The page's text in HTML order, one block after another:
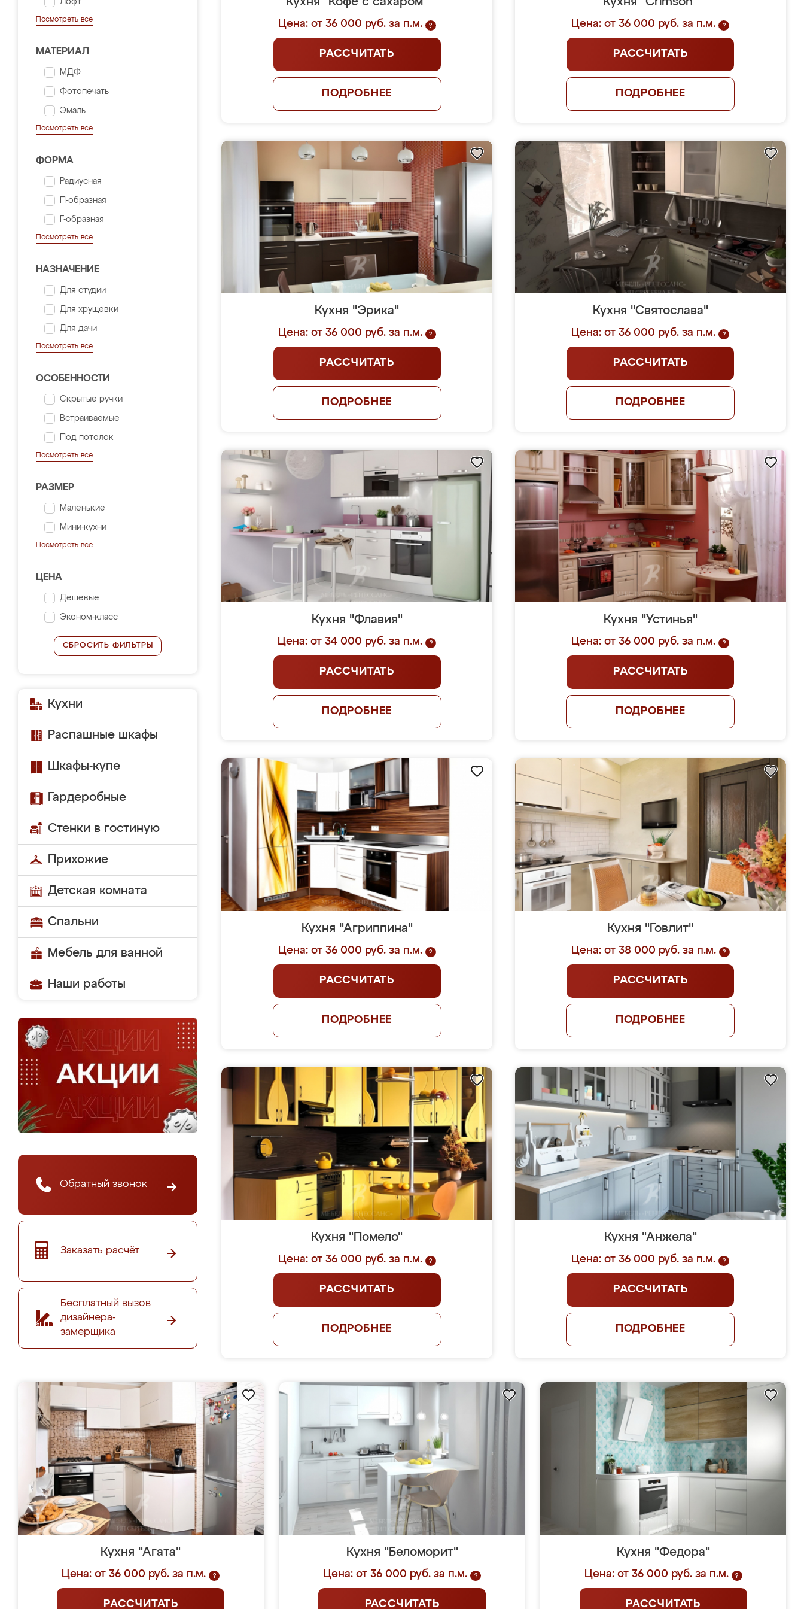
Лофт
Посмотреть все
МАТЕРИАЛ
МДФ
Фотопечать
Эмаль
Посмотреть все
ФОРМА
Радиусная
П-образная
Г-образная
Посмотреть все
НАЗНАЧЕНИЕ
Для студии
Для хрущевки
Для дачи
Посмотреть все
ОСОБЕННОСТИ
Скрытые ручки
Встраиваемые
Под потолок
Посмотреть все
РАЗМЕР
Маленькие
Мини-кухни
Посмотреть все
ЦЕНА
Дешевые
Эконом-класс
СБРОСИТЬ ФИЛЬТРЫ
Кухни
Распашные шкафы
Шкафы-купе
Гардеробные
Стенки в гостиную
Прихожие
Детская комната
Спальни
Мебель для ванной
Наши работы
Обратный звонок
Заказать расчёт
Бесплатный вызов
дизайнера-
замерщика
Цена: от 36 000 руб. за п.м. ?
РАССЧИТАТЬ
ПОДРОБНЕЕ
Цена: от 36 000 руб. за п.м. ?
РАССЧИТАТЬ
ПОДРОБНЕЕ
Кухня "Эрика"
Цена: от 36 000 руб. за п.м. ?
РАССЧИТАТЬ
ПОДРОБНЕЕ
Кухня "Святослава"
Цена: от 36 000 руб. за п.м. ?
РАССЧИТАТЬ
ПОДРОБНЕЕ
Кухня "Флавия"
Цена: от 34 000 руб. за п.м. ?
РАССЧИТАТЬ
ПОДРОБНЕЕ
Кухня "Устинья"
Цена: от 36 000 руб. за п.м. ?
РАССЧИТАТЬ
ПОДРОБНЕЕ
Кухня "Агриппина"
Цена: от 36 000 руб. за п.м. ?
РАССЧИТАТЬ
ПОДРОБНЕЕ
Кухня "Говлит"
Цена: от 38 000 руб. за п.м. ?
РАССЧИТАТЬ
ПОДРОБНЕЕ
Кухня "Помело"
Цена: от 36 000 руб. за п.м. ?
РАССЧИТАТЬ
ПОДРОБНЕЕ
Кухня "Анжела"
Цена: от 36 000 руб. за п.м. ?
РАССЧИТАТЬ
ПОДРОБНЕЕ
Кухня "Агата"
Цена: от 36 000 руб. за п.м. ?
РАССЧИТАТЬ
Кухня "Беломорит"
Цена: от 36 000 руб. за п.м. ?
РАССЧИТАТЬ
Кухня "Федора"
Цена: от 36 000 руб. за п.м. ?
РАССЧИТАТЬ